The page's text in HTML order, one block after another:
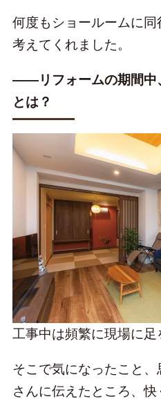
何度もショールームに
考えてくれました。
――リフォームの期間中
とは？
工事中は頻繁に現場に足
そこで気になったこと
さんに伝えたところ、